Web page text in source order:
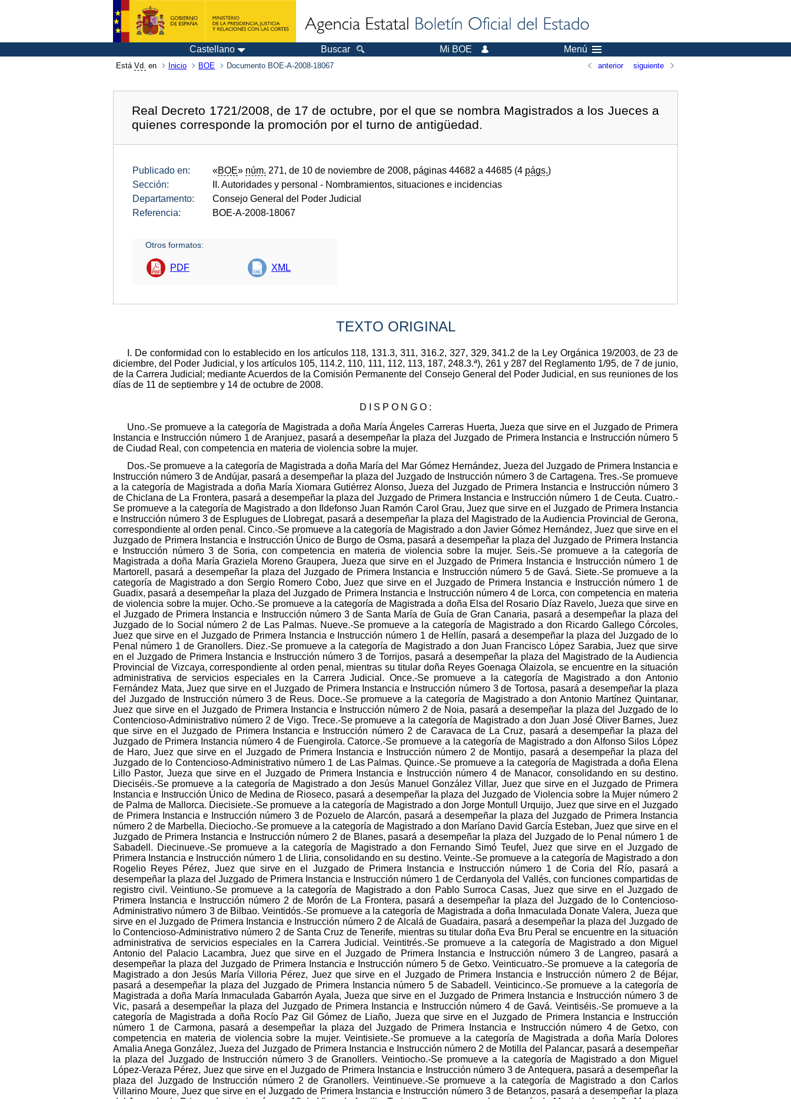
Castellano Buscar Mi BOE Menú
Está Vd. en Inicio BOE Documento BOE-A-2008-18067 anterior siguiente
Real Decreto 1721/2008, de 17 de octubre, por el que se nombra Magistrados a los Jueces a
quienes corresponde la promoción por el turno de antigüedad.
Publicado en: «BOE» núm. 271, de 10 de noviembre de 2008, páginas 44682 a 44685 (4 págs.)
Sección:
II. Autoridades y personal - Nombramientos, situaciones e incidencias
Departamento:
Consejo General del Poder Judicial
Referencia:
BOE-A-2008-18067
Otros formatos:
PDF XML
TEXTO ORIGINAL
I. De conformidad con lo establecido en los artículos 118, 131.3, 311, 316.2, 327, 329, 341.2 de la Ley Orgánica 19/2003, de 23 de
diciembre, del Poder Judicial, y los artículos 105, 114.2, 110, 111, 112, 113, 187, 248.3.ª), 261 y 287 del Reglamento 1/95, de 7 de junio,
de la Carrera Judicial; mediante Acuerdos de la Comisión Permanente del Consejo General del Poder Judicial, en sus reuniones de los
días de 11 de septiembre y 14 de octubre de 2008.
D I S P O N G O :
Uno.-Se promueve a la categoría de Magistrada a doña María Ángeles Carreras Huerta, Jueza que sirve en el Juzgado de Primera
Instancia e Instrucción número 1 de Aranjuez, pasará a desempeñar la plaza del Juzgado de Primera Instancia e Instrucción número 5
de Ciudad Real, con competencia en materia de violencia sobre la mujer.
Dos.-Se promueve a la categoría de Magistrada a doña María del Mar Gómez Hernández, Jueza del Juzgado de Primera Instancia e Instrucción número 3 de Andújar, pasará a desempeñar la plaza del Juzgado de Instrucción número 3 de Cartagena. Tres.-Se promueve a la categoría de Magistrada a doña María Xiomara Gutiérrez Alonso, Jueza del Juzgado de Primera Instancia e Instrucción número 3 de Chiclana de La Frontera, pasará a desempeñar la plaza del Juzgado de Primera Instancia e Instrucción número 1 de Ceuta. Cuatro.-Se promueve a la categoría de Magistrado a don Ildefonso Juan Ramón Carol Grau, Juez que sirve en el Juzgado de Primera Instancia e Instrucción número 3 de Esplugues de Llobregat, pasará a desempeñar la plaza del Magistrado de la Audiencia Provincial de Gerona, correspondiente al orden penal. Cinco.-Se promueve a la categoría de Magistrado a don Javier Gómez Hernández, Juez que sirve en el Juzgado de Primera Instancia e Instrucción Único de Burgo de Osma, pasará a desempeñar la plaza del Juzgado de Primera Instancia e Instrucción número 3 de Soria, con competencia en materia de violencia sobre la mujer. Seis.-Se promueve a la categoría de Magistrada a doña María Graziela Moreno Graupera, Jueza que sirve en el Juzgado de Primera Instancia e Instrucción número 1 de Martorell, pasará a desempeñar la plaza del Juzgado de Primera Instancia e Instrucción número 5 de Gavá. Siete.-Se promueve a la categoría de Magistrado a don Sergio Romero Cobo, Juez que sirve en el Juzgado de Primera Instancia e Instrucción número 1 de Guadix, pasará a desempeñar la plaza del Juzgado de Primera Instancia e Instrucción número 4 de Lorca, con competencia en materia de violencia sobre la mujer. Ocho.-Se promueve a la categoría de Magistrada a doña Elsa del Rosario Díaz Ravelo, Jueza que sirve en el Juzgado de Primera Instancia e Instrucción número 3 de Santa María de Guía de Gran Canaria, pasará a desempeñar la plaza del Juzgado de lo Social número 2 de Las Palmas. Nueve.-Se promueve a la categoría de Magistrado a don Ricardo Gallego Córcoles, Juez que sirve en el Juzgado de Primera Instancia e Instrucción número 1 de Hellín, pasará a desempeñar la plaza del Juzgado de lo Penal número 1 de Granollers. Diez.-Se promueve a la categoría de Magistrado a don Juan Francisco López Sarabia, Juez que sirve en el Juzgado de Primera Instancia e Instrucción número 3 de Torrijos, pasará a desempeñar la plaza del Magistrado de la Audiencia Provincial de Vizcaya, correspondiente al orden penal, mientras su titular doña Reyes Goenaga Olaizola, se encuentre en la situación administrativa de servicios especiales en la Carrera Judicial. Once.-Se promueve a la categoría de Magistrado a don Antonio Fernández Mata, Juez que sirve en el Juzgado de Primera Instancia e Instrucción número 3 de Tortosa, pasará a desempeñar la plaza del Juzgado de Instrucción número 3 de Reus. Doce.-Se promueve a la categoría de Magistrado a don Antonio Martínez Quintanar, Juez que sirve en el Juzgado de Primera Instancia e Instrucción número 2 de Noia, pasará a desempeñar la plaza del Juzgado de lo Contencioso-Administrativo número 2 de Vigo. Trece.-Se promueve a la categoría de Magistrado a don Juan José Oliver Barnes, Juez que sirve en el Juzgado de Primera Instancia e Instrucción número 2 de Caravaca de La Cruz, pasará a desempeñar la plaza del Juzgado de Primera Instancia número 4 de Fuengirola. Catorce.-Se promueve a la categoría de Magistrado a don Alfonso Silos López de Haro, Juez que sirve en el Juzgado de Primera Instancia e Instrucción número 2 de Montijo, pasará a desempeñar la plaza del Juzgado de lo Contencioso-Administrativo número 1 de Las Palmas. Quince.-Se promueve a la categoría de Magistrada a doña Elena Lillo Pastor, Jueza que sirve en el Juzgado de Primera Instancia e Instrucción número 4 de Manacor, consolidando en su destino. Dieciséis.-Se promueve a la categoría de Magistrado a don Jesús Manuel González Villar, Juez que sirve en el Juzgado de Primera Instancia e Instrucción Único de Medina de Rioseco, pasará a desempeñar la plaza del Juzgado de Violencia sobre la Mujer número 2 de Palma de Mallorca. Diecisiete.-Se promueve a la categoría de Magistrado a don Jorge Montull Urquijo, Juez que sirve en el Juzgado de Primera Instancia e Instrucción número 3 de Pozuelo de Alarcón, pasará a desempeñar la plaza del Juzgado de Primera Instancia número 2 de Marbella. Dieciocho.-Se promueve a la categoría de Magistrado a don Maríano David García Esteban, Juez que sirve en el Juzgado de Primera Instancia e Instrucción número 2 de Blanes, pasará a desempeñar la plaza del Juzgado de lo Penal número 1 de Sabadell. Diecinueve.-Se promueve a la categoría de Magistrado a don Fernando Simó Teufel, Juez que sirve en el Juzgado de Primera Instancia e Instrucción número 1 de Lliria, consolidando en su destino. Veinte.-Se promueve a la categoría de Magistrado a don Rogelio Reyes Pérez, Juez que sirve en el Juzgado de Primera Instancia e Instrucción número 1 de Coria del Río, pasará a desempeñar la plaza del Juzgado de Primera Instancia e Instrucción número 1 de Cerdanyola del Vallés, con funciones compartidas de registro civil. Veintiuno.-Se promueve a la categoría de Magistrado a don Pablo Surroca Casas, Juez que sirve en el Juzgado de Primera Instancia e Instrucción número 2 de Morón de La Frontera, pasará a desempeñar la plaza del Juzgado de lo Contencioso-Administrativo número 3 de Bilbao. Veintidós.-Se promueve a la categoría de Magistrada a doña Inmaculada Donate Valera, Jueza que sirve en el Juzgado de Primera Instancia e Instrucción número 2 de Alcalá de Guadaira, pasará a desempeñar la plaza del Juzgado de lo Contencioso-Administrativo número 2 de Santa Cruz de Tenerife, mientras su titular doña Eva Bru Peral se encuentre en la situación administrativa de servicios especiales en la Carrera Judicial. Veintitrés.-Se promueve a la categoría de Magistrado a don Miguel Antonio del Palacio Lacambra, Juez que sirve en el Juzgado de Primera Instancia e Instrucción número 3 de Langreo, pasará a desempeñar la plaza del Juzgado de Primera Instancia e Instrucción número 5 de Getxo. Veinticuatro.-Se promueve a la categoría de Magistrado a don Jesús María Villoria Pérez, Juez que sirve en el Juzgado de Primera Instancia e Instrucción número 2 de Béjar, pasará a desempeñar la plaza del Juzgado de Primera Instancia número 5 de Sabadell. Veinticinco.-Se promueve a la categoría de Magistrada a doña María Inmaculada Gabarrón Ayala, Jueza que sirve en el Juzgado de Primera Instancia e Instrucción número 3 de Vic, pasará a desempeñar la plaza del Juzgado de Primera Instancia e Instrucción número 4 de Gavá. Veintiséis.-Se promueve a la categoría de Magistrada a doña Rocío Paz Gil Gómez de Liaño, Jueza que sirve en el Juzgado de Primera Instancia e Instrucción número 1 de Carmona, pasará a desempeñar la plaza del Juzgado de Primera Instancia e Instrucción número 4 de Getxo, con competencia en materia de violencia sobre la mujer. Veintisiete.-Se promueve a la categoría de Magistrada a doña María Dolores Amalia Anega González, Jueza del Juzgado de Primera Instancia e Instrucción número 2 de Motilla del Palancar, pasará a desempeñar la plaza del Juzgado de Instrucción número 3 de Granollers. Veintiocho.-Se promueve a la categoría de Magistrado a don Miguel López-Veraza Pérez, Juez que sirve en el Juzgado de Primera Instancia e Instrucción número 3 de Antequera, pasará a desempeñar la plaza del Juzgado de Instrucción número 2 de Granollers. Veintinueve.-Se promueve a la categoría de Magistrado a don Carlos Villarino Moure, Juez que sirve en el Juzgado de Primera Instancia e Instrucción número 3 de Betanzos, pasará a desempeñar la plaza del Juzgado de Primera Instancia número 12 de Vigo, de familia. Treinta.-Se promueve a la categoría de Magistrada a doña Montserrat Fernández Cabezas, Jueza que sirve en el Juzgado de Primera Instancia e Instrucción número 1 de Espluges de Llobregat, pasará a desempeñar la plaza del Juzgado de Primera Instancia número 2 de Badalona. Treinta y uno.-Se promueve a la categoría de Magistrada a doña Natalia Velilla Antolín, Jueza que sirve en el Juzgado de Primera Instancia e Instrucción número 4 Navalcarnero, pasará a desempeñar la plaza del Juzgado de lo Social número 2 de Tarragona. Treinta y dos.-Se promueve a la categoría de Magistrada a doña Ángela López-Yuste Padial, Jueza que sirve en el Juzgado de Primera Instancia e Instrucción número 2 de Montilla, pasará a desempeñar la plaza del Juzgado de Primera Instancia e Instrucción número 8 de Arrecife. Treinta y tres.-Se promueve a la categoría de Magistrada a doña Nuria Luisa Casero Sánchez, Jueza que sirve en el Juzgado de Primera Instancia e Instrucción Único de Celanova, pasará a desempeñar la plaza del Juzgado de Violencia sobre la Mujer número 1 de Vitoria. Treinta y cuatro.-Se promueve a la categoría de Magistrada a doña María Jesús García García, Jueza que sirve en el Juzgado de Primera Instancia e Instrucción número 1 de Ordes, pasará a desempeñar la plaza del Juzgado de Instrucción número 2 de Gerona. Treinta y cinco.-Se promueve a la categoría de Magistrada a doña Nuria Lefort Ruiz de Aguiar, Jueza que sirve en el Juzgado de Primera Instancia e Instrucción número 3 de Cornellá de Llobregat, pasará a desempeñar la plaza del Juzgado de Primera Instancia e Instrucción número 6 de Santa Coloma de Gramanet, con competencia en materia de violencia sobre la mujer. Treinta y seis.-Se promueve a la categoría de Magistrado a don Francesc Lacueva Abad, Juez que sirve en el Juzgado de Primera Instancia e Instrucción número 2 de Cornella de Llobregat, pasará a desempeñar la plaza del Juzgado de lo Penal número 2 de Sabadell. Treinta y siete.-Se promueve a la categoría de Magistrada a doña Ana María Olivares Granados, Jueza que sirve en el Juzgado de Primera Instancia e Instrucción número 1 de Alcalá La Real, pasará a desempeñar la plaza del Juzgado de Instrucción número 2 de Sabadell. Treinta y ocho.-Se promuev